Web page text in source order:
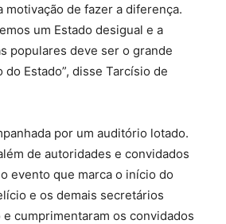
motivação de fazer a diferença.
um Estado desigual e a
populares deve ser o grande
Estado”, disse Tarcísio de
por um auditório lotado.
de autoridades e convidados
evento que marca o início do
e os demais secretários
cumprimentaram os convidados